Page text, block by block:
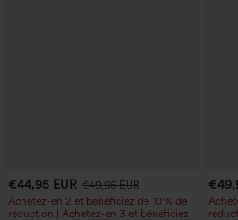
€44,95 EUR €49,95 EUR
Achetez-en 2 et bénéficiez de 10 % de
réduction | Achetez-en 3 et bénéficiez